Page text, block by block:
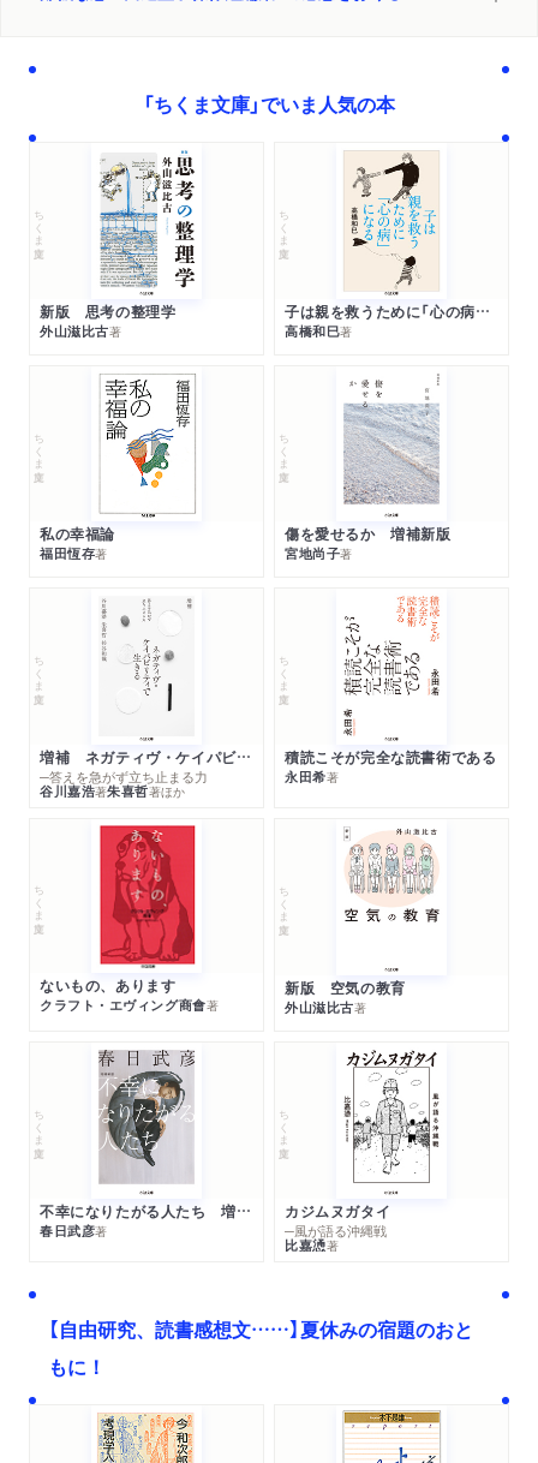
「ちくま文庫」でいま人気の本
ちくま文庫
新版 思考の整理学
外山滋比古著
ちくま文庫
子は親を救うために「心の病」になる
高橋和巳著
ちくま文庫
私の幸福論
福田恆存著
ちくま文庫
傷を愛せるか 増補新版
宮地尚子著
ちくま文庫
増補 ネガティヴ・ケイパビリティで生きる
─答えを急がず立ち止まる力
谷川嘉浩著朱喜哲著ほか
ちくま文庫
積読こそが完全な読書術である
永田希著
ちくま文庫
ないもの、あります
クラフト・エヴィング商會著
ちくま文庫
新版 空気の教育
外山滋比古著
ちくま文庫
不幸になりたがる人たち 増補新版
春日武彦著
ちくま文庫
カジムヌガタイ
─風が語る沖縄戦
比嘉慂著
【自由研究、読書感想文……】夏休みの宿題のおと
もに！